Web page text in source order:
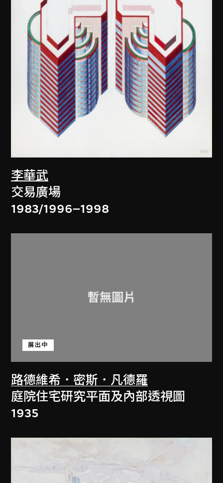
李華武
交易廣場
1983/1996–1998
路德維希．密斯．凡德羅
展出中
庭院住宅研究平面及內部透視圖
1935